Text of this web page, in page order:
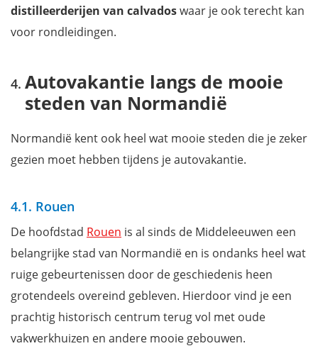
distilleerderijen van calvadoswaar je ook terecht kan
voor rondleidingen.
Autovakantie langs de mooie
steden van Normandië
Normandië kent ook heel wat mooie steden die je zeker
gezien moet hebben tijdens je autovakantie.
4.1. Rouen
De hoofdstad Rouen is al sinds de Middeleeuwen een
belangrijke stad van Normandië en is ondanks heel wat
ruige gebeurtenissen door de geschiedenis heen
grotendeels overeind gebleven. Hierdoor vind je een
prachtig historisch centrum terug vol met oude
vakwerkhuizen en andere mooie gebouwen.